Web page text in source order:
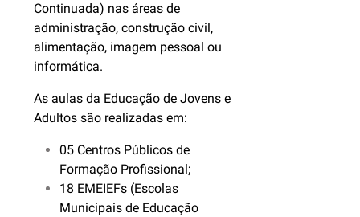
Continuada) nas áreas de
administração, construção civil,
alimentação, imagem pessoal ou
informática.
As aulas da Educação de Jovens e
Adultos são realizadas em:
05 Centros Públicos de
Formação Profissional;
18 EMEIEFs (Escolas
Municipais de Educação